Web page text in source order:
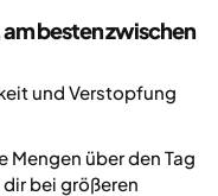
besten zwischen
und Verstopfung
Mengen über den Tag
bei größeren